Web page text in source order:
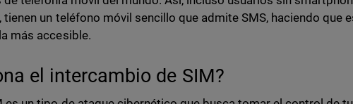
tienen un teléfono móvil sencillo que admite SMS, haciendo que
más accesible.
el intercambio de SIM?